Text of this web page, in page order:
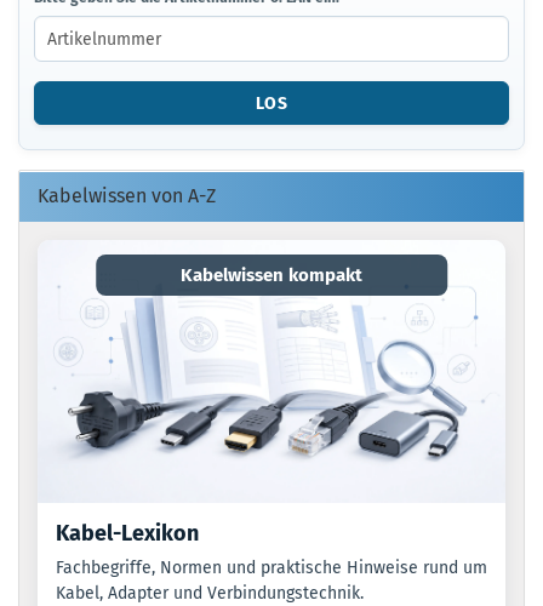
GEBEN
SIE
DIE
ARTIKELNUMMER
EAN
EIN.
LOS
Kabelwissen von A-Z
Kabelwissen kompakt
Kabel-Lexikon
Fachbegriffe, Normen und praktische Hinweise rund um
Kabel, Adapter und Verbindungstechnik.